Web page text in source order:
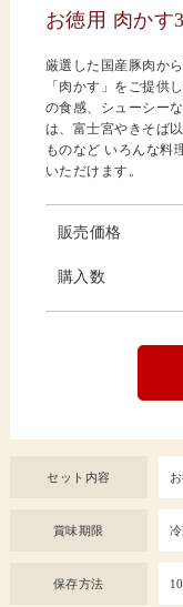
お徳用 肉かす
厳選した国産豚肉か
「肉かす」をご提供
の食感、シューシー
は、富士宮やきそば
ものなど いろんな料
いただけます。
販売価格
購入数
セット内容
賞味期限
保存方法